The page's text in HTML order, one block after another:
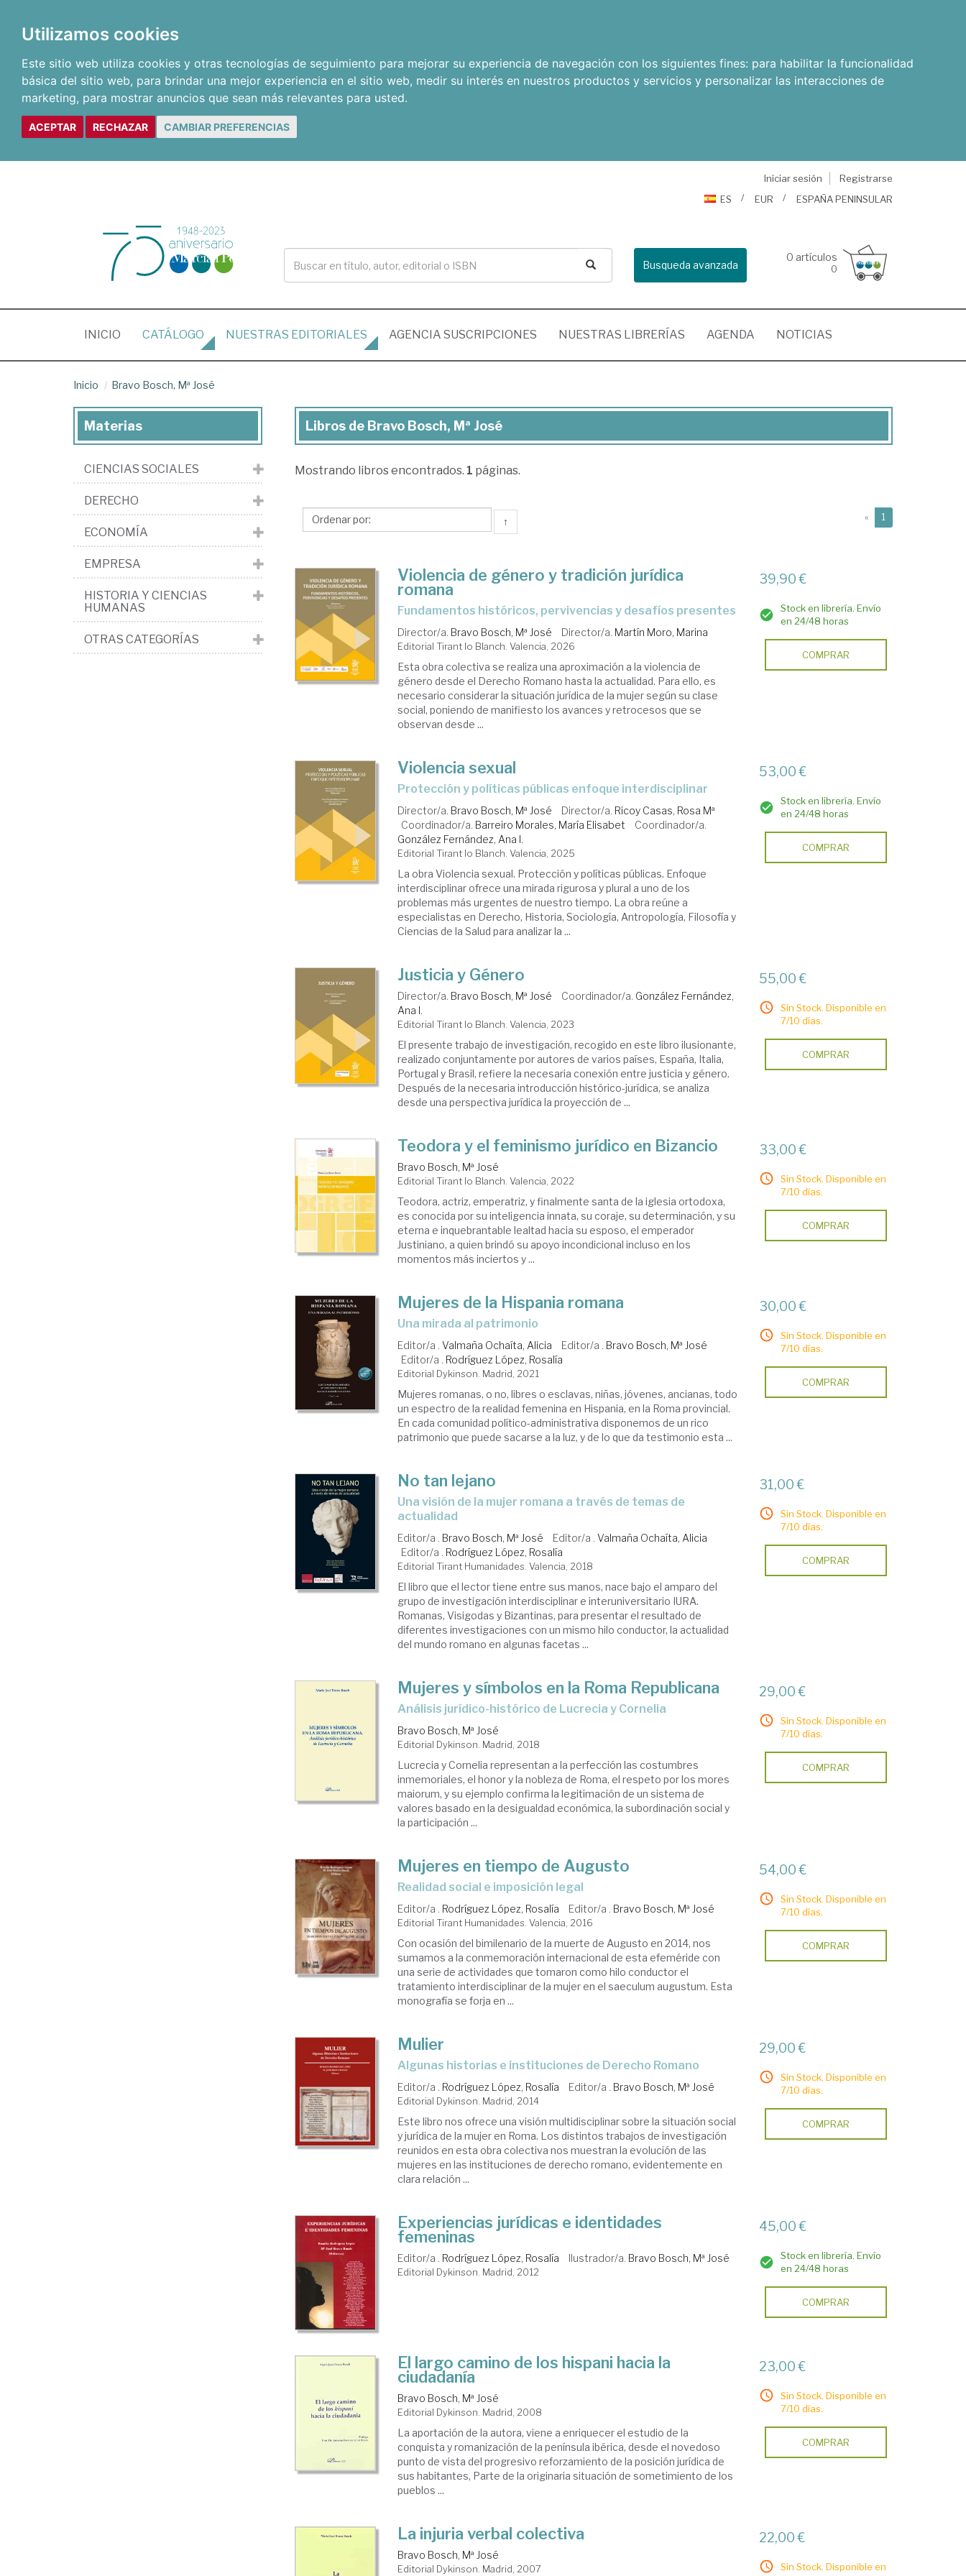
Utilizamos cookies
Este sitio web utiliza cookies y otras tecnologías de seguimiento para mejorar su experiencia de navegación con los siguientes fines: para habilitar la funcionalidad
básica del sitio web, para brindar una mejor experiencia en el sitio web, medir su interés en nuestros productos y servicios y personalizar las interacciones de
marketing, para mostrar anuncios que sean más relevantes para usted.
ACEPTAR RECHAZAR CAMBIAR PREFERENCIAS
Iniciar sesión
Registrarse
ES
EUR ESPAÑA PENINSULAR
Busqueda avanzada
0 artículos
0
INICIO (CURRENT)
CATÁLOGO NUESTRAS EDITORIALES AGENCIA SUSCRIPCIONES NUESTRAS LIBRERÍAS AGENDA NOTICIAS
Inicio Bravo Bosch, Mª José
Libros
Bravo
Mª
Libros de Bravo Bosch, Mª José
Mostrando libros encontrados. 1 páginas.
↑ « 1
Violencia de género y tradición jurídica
romana
fundamentos históricos, pervivencias y desafíos presentes
Director/a. Bravo Bosch, Mª José Director/a. Martín Moro, Marina
Editorial Tirant lo Blanch. Valencia, 2026
Esta obra colectiva se realiza una aproximación a la violencia de
género desde el Derecho Romano hasta la actualidad. Para ello, es
necesario considerar la situación jurídica de la mujer según su clase
social, poniendo de manifiesto los avances y retrocesos que se
observan desde ...
39,90 €
Stock en librería. Envío
en 24/48 horas
COMPRAR
Violencia sexual
Protección y políticas públicas enfoque interdisciplinar
Director/a. Bravo Bosch, Mª José Director/a. Ricoy Casas, Rosa Mª
Coordinador/a. Barreiro Morales, María Elisabet
Coordinador/a.
González Fernández, Ana I.
Editorial Tirant lo Blanch. Valencia, 2025
La obra Violencia sexual. Protección y políticas públicas. Enfoque
interdisciplinar ofrece una mirada rigurosa y plural a uno de los
problemas más urgentes de nuestro tiempo. La obra reúne a
especialistas en Derecho, Historia, Sociología, Antropología, Filosofía y
Ciencias de la Salud para analizar la ...
53,00 €
Stock en librería. Envío
en 24/48 horas
COMPRAR
Justicia y Género
Director/a. Bravo Bosch, Mª José Coordinador/a. González Fernández,
Ana I.
Editorial Tirant lo Blanch. Valencia, 2023
El presente trabajo de investigación, recogido en este libro ilusionante,
realizado conjuntamente por autores de varios países, España, Italia,
Portugal y Brasil, refiere la necesaria conexión entre justicia y género.
Después de la necesaria introducción histórico-jurídica, se analiza
desde una perspectiva jurídica la proyección de ...
55,00 €
Sin Stock. Disponible en
7/10 días.
COMPRAR
Teodora y el feminismo jurídico en Bizancio
Bravo Bosch, Mª José
Editorial Tirant lo Blanch. Valencia, 2022
Teodora, actriz, emperatriz, y finalmente santa de la iglesia ortodoxa,
es conocida por su inteligencia innata, su coraje, su determinación, y su
eterna e inquebrantable lealtad hacia su esposo, el emperador
Justiniano, a quien brindó su apoyo incondicional incluso en los
momentos más inciertos y ...
33,00 €
Sin Stock. Disponible en
7/10 días.
COMPRAR
Mujeres de la Hispania romana
una mirada al patrimonio
Editor/a .Valmaña Ochaíta, Alicia Editor/a . Bravo Bosch, Mª José
Editor/a . Rodríguez López, Rosalía
Editorial Dykinson. Madrid, 2021
Mujeres romanas, o no, libres o esclavas, niñas, jóvenes, ancianas, todo
un espectro de la realidad femenina en Hispania, en la Roma provincial.
En cada comunidad político-administrativa disponemos de un rico
patrimonio que puede sacarse a la luz, y de lo que da testimonio esta ...
30,00 €
Sin Stock. Disponible en
7/10 días.
COMPRAR
No tan lejano
una visión de la mujer romana a través de temas de
actualidad
Editor/a . Bravo Bosch, Mª José Editor/a .Valmaña Ochaíta, Alicia
Editor/a . Rodríguez López, Rosalía
Editorial Tirant Humanidades. Valencia, 2018
El libro que el lector tiene entre sus manos, nace bajo el amparo del
grupo de investigación interdisciplinar e interuniversitario IURA.
Romanas, Visigodas y Bizantinas, para presentar el resultado de
diferentes investigaciones con un mismo hilo conductor, la actualidad
del mundo romano en algunas facetas ...
31,00 €
Sin Stock. Disponible en
7/10 días.
COMPRAR
Mujeres y símbolos en la Roma Republicana
análisis jurídico-histórico de Lucrecia y Cornelia
Bravo Bosch, Mª José
Editorial Dykinson. Madrid, 2018
Lucrecia y Cornelia representan a la perfección las costumbres
inmemoriales, el honor y la nobleza de Roma, el respeto por los mores
maiorum, y su ejemplo confirma la legitimación de un sistema de
valores basado en la desigualdad económica, la subordinación social y
la participación ...
29,00 €
Sin Stock. Disponible en
7/10 días.
COMPRAR
Mujeres en tiempo de Augusto
realidad social e imposición legal
Editor/a . Rodríguez López, Rosalía Editor/a . Bravo Bosch, Mª José
Editorial Tirant Humanidades. Valencia, 2016
Con ocasión del bimilenario de la muerte de Augusto en 2014, nos
sumamos a la conmemoración internacional de esta efeméride con
una serie de actividades que tomaron como hilo conductor el
tratamiento interdisciplinar de la mujer en el saeculum augustum. Esta
monografía se forja en ...
54,00 €
Sin Stock. Disponible en
7/10 días.
COMPRAR
Mulier
algunas historias e instituciones de Derecho Romano
Editor/a . Rodríguez López, Rosalía Editor/a . Bravo Bosch, Mª José
Editorial Dykinson. Madrid, 2014
Este libro nos ofrece una visión multidisciplinar sobre la situación social
y jurídica de la mujer en Roma. Los distintos trabajos de investigación
reunidos en esta obra colectiva nos muestran la evolución de las
mujeres en las instituciones de derecho romano, evidentemente en
clara relación ...
29,00 €
Sin Stock. Disponible en
7/10 días.
COMPRAR
Experiencias jurídicas e identidades
femeninas
Editor/a . Rodríguez López, Rosalía Ilustrador/a. Bravo Bosch, Mª José
Editorial Dykinson. Madrid, 2012
45,00 €
Stock en librería. Envío
en 24/48 horas
COMPRAR
El largo camino de los hispani hacia la
ciudadanía
Bravo Bosch, Mª José
Editorial Dykinson. Madrid, 2008
La aportación de la autora, viene a enriquecer el estudio de la
conquista y romanización de la península ibérica, desde el novedoso
punto de vista del progresivo reforzamiento de la posición jurídica de
sus habitantes, Parte de la originaria situación de sometimiento de los
pueblos ...
23,00 €
Sin Stock. Disponible en
7/10 días.
COMPRAR
La injuria verbal colectiva
Bravo Bosch, Mª José
Editorial Dykinson. Madrid, 2007
22,00 €
Sin Stock. Disponible en
Materias
CIENCIAS SOCIALES
DERECHO
ECONOMÍA
EMPRESA
HISTORIA Y CIENCIAS
HUMANAS
OTRAS CATEGORÍAS